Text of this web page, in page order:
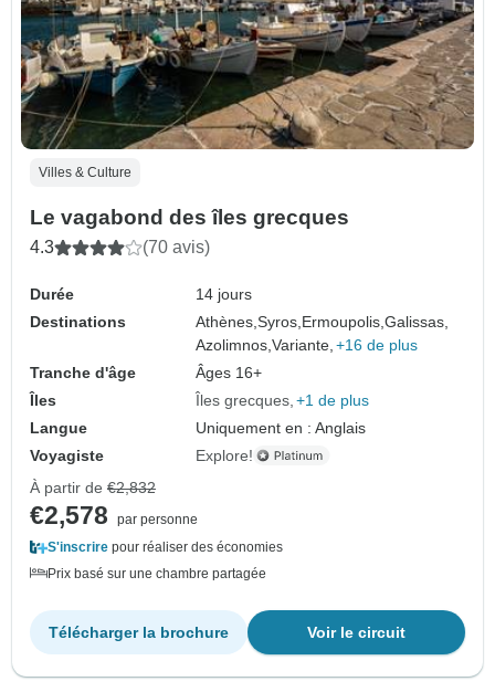
Villes & Culture
Le vagabond des îles grecques
4.3 (70 avis)
Durée
14 jours
Destinations
Athènes,Syros, Ermoupolis,Galissas,
Azolimnos,Variante, +16 de plus
Tranche d'âge
Âges 16+
Îles
Îles grecques +1 de plus
Langue
Uniquement en : Anglais
Voyagiste
Explore!
À partir de €2,832
€2,578
par personne
S'inscrire pour réaliser des économies
Prix basé sur une chambre partagée
Voir le circuit
Télécharger la brochure